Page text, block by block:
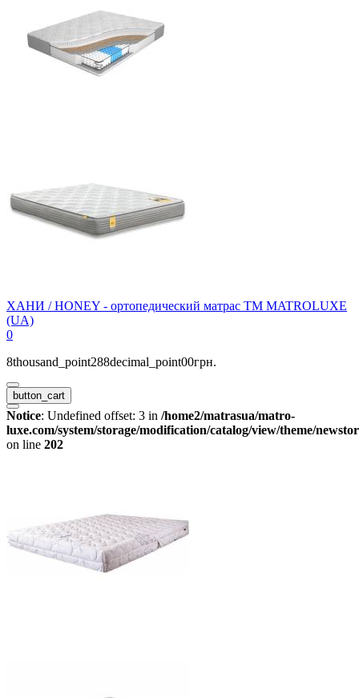
ХАНИ / HONEY - ортопедический матрас ТМ MATROLUXE
(UA)
0
8thousand_point288decimal_point00грн.
button_cart
Notice: Undefined offset: 3 in /home2/matrasua/matro-
luxe.com/system/storage/modification/catalog/view/theme/
on line 202